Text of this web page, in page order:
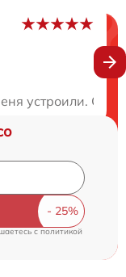
устроили.
cполитикой